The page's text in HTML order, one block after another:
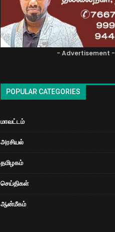
- Advertisement -
POPULAR CATEGORIES
மாவட்டம்
அரசியல்
தமிழகம்
செய்திகள்
ஆன்மீகம்